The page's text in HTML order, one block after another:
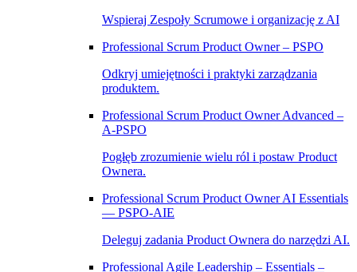
Wspieraj Zespoły Scrumowe i organizację z AI
Professional Scrum Product Owner – PSPO
Odkryj umiejętności i praktyki zarządzania
produktem.
Professional Scrum Product Owner Advanced –
A‑PSPO
Pogłęb zrozumienie wielu ról i postaw Product
Ownera.
Professional Scrum Product Owner AI Essentials
— PSPO-AIE
Deleguj zadania Product Ownera do narzędzi AI.
Professional Agile Leadership – Essentials –